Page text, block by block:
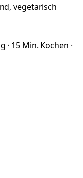
vegetarisch
15 Min. Kochen ·